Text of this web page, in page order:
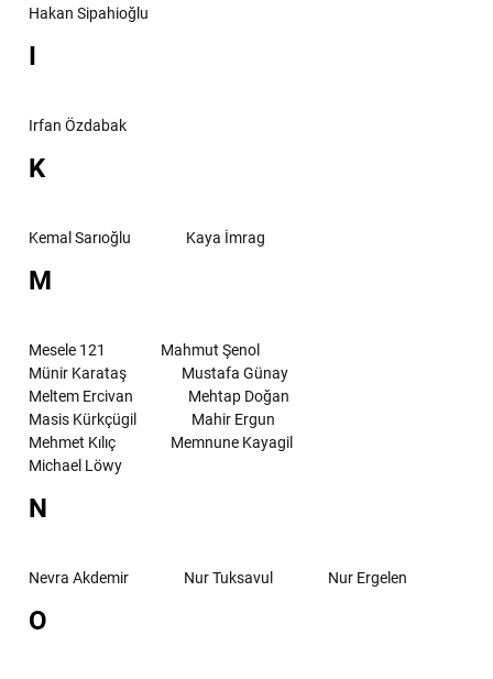
Hakan Sipahioğlu
I
Irfan Özdabak
K
Kemal Sarıoğlu Kaya İmrag
M
Mesele 121
Mahmut Şenol
Münir Karataş
Mustafa Günay
Meltem Ercivan
Mehtap Doğan
Masis Kürkçügil
Mahir Ergun
Mehmet Kılıç
Memnune Kayagil
Michael Löwy
N
Nevra Akdemir Nur Tuksavul Nur Ergelen
O